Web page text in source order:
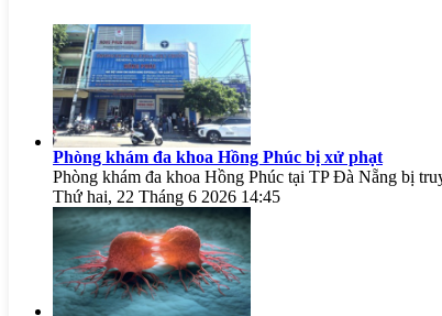
Phòng khám đa khoa Hồng Phúc bị xử phạt
Phòng khám đa khoa Hồng Phúc tại TP Đà Nẵng bị
Thứ hai, 22 Tháng 6 2026 14:45